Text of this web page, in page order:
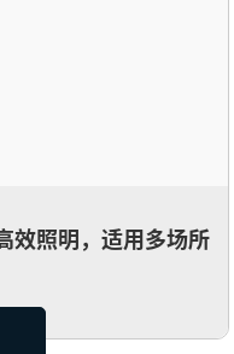
效照明，适用多场所